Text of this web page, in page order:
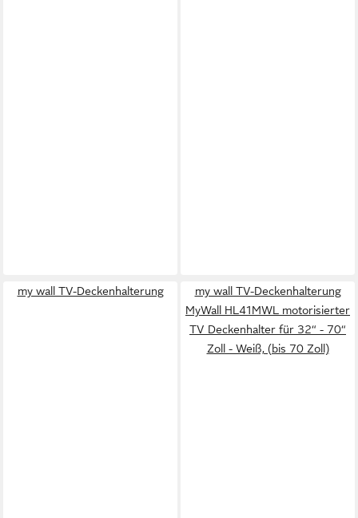
my wall TV-Deckenhalterung
my wall TV-Deckenhalterung
MyWall HL41MWL motorisierter
TV Deckenhalter für 32“ - 70“
Zoll - Weiß, (bis 70 Zoll)